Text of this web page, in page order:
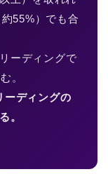
55%）でも合
ーディングで
。
ーディングの
。